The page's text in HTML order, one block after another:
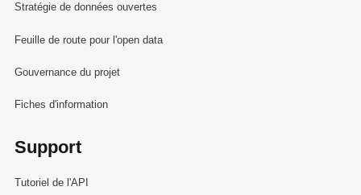
Stratégie de données ouvertes
Feuille de route pour l'open data
Gouvernance du projet
Fiches d'information
Support
Tutoriel de l'API